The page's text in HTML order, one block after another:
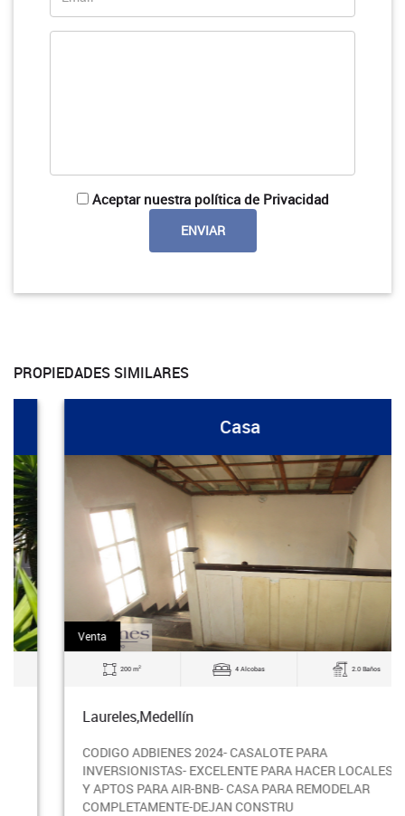
Aceptar nuestra política de Privacidad
PROPIEDADES SIMILARES
Casa
2 4 Alcobas 2.0 Baños
Laureles,Medellín
CODIGO ADBIENES 2024- CASALOTE PARA
INVERSIONISTAS- EXCELENTE PARA HACER LOCALES
Y APTOS PARA AIR-BNB- CASA PARA REMODELAR
COMPLETAMENTE-DEJAN CONSTRU